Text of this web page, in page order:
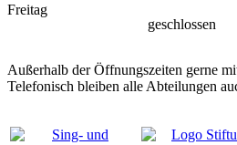
Freitag
geschlossen
Außerhalb der Öffnungszeiten gerne
Telefonisch bleiben alle Abteilungen